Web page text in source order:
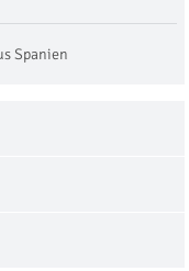
Spanien